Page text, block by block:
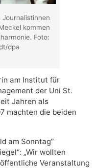
Journalistinnen
kommen
Foto:
dpa
am Institut für
der Uni St.
Jahren als
machten die beiden
am Sonntag“
„Wir wollten
Veranstaltung